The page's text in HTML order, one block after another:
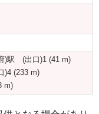
)駅 (出口)1 (41 m)
)4 (233 m)
m)